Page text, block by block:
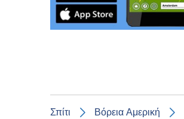
Σπίτι Βόρεια Αμερική